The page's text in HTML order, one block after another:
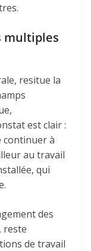
multiples
resitue la
est clair :
continuer à
au travail
qui
des
reste
de travail